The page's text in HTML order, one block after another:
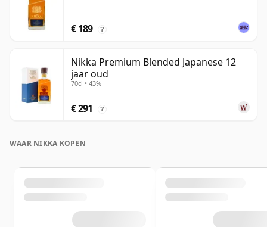
€ 189 ?
Nikka Premium Blended Japanese 12
jaar oud
70cl • 43%
€ 291 ?
WAAR NIKKA KOPEN